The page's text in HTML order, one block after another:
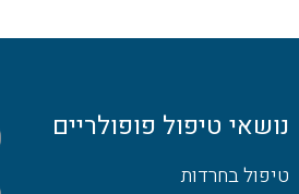
נושאי טיפול פופולריים
טיפול בחרדות